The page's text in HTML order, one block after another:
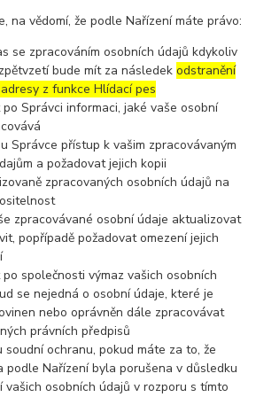
na vědomí, že podle Nařízení máte právo:
se zpracováním osobních údajů kdykoliv
bude mít za následekodstranění
z funkce Hlídací pes
Správci informaci, jaké vaše osobní
Správce přístup k vašim zpracovávaným
a požadovat jejich kopii
zpracovaných osobních údajů na
zpracovávané osobní údaje aktualizovat
popřípadě požadovat omezení jejich
společnosti výmaz vašich osobních
se nejedná o osobní údaje, které je
nebo oprávněn dále zpracovávat
právních předpisů
soudní ochranu, pokud máte za to, že
podle Nařízení byla porušena v důsledku
vašich osobních údajů v rozporu s tímto